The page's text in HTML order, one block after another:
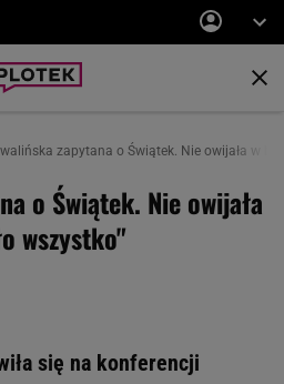
zapytana o Świątek. Nie owijała w
o Świątek. Nie owijała
wszystko"
się na konferencji